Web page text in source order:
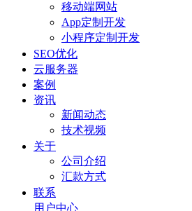
移动端网站
App定制开发
小程序定制开发
SEO优化
云服务器
案例
资讯
新闻动态
技术视频
关于
公司介绍
汇款方式
联系
用户中心